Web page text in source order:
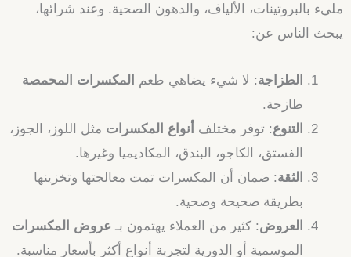
مليء بالبروتينات، الألياف، والدهون الصحية. وعند شرائها،
يبحث الناس عن:
الطزاجة: لا شيء يضاهي طعم المكسرات المحمصة
طازجة.
التنوع: توفر مختلف أنواع المكسرات مثل اللوز، الجوز،
الفستق، الكاجو، البندق، المكاديميا وغيرها.
الثقة: ضمان أن المكسرات تمت معالجتها وتخزينها
بطريقة صحيحة وصحية.
العروض: كثير من العملاء يهتمون بـ عروض المكسرات
الموسمية أو الدورية لتجربة أنواع أكثر بأسعار مناسبة.